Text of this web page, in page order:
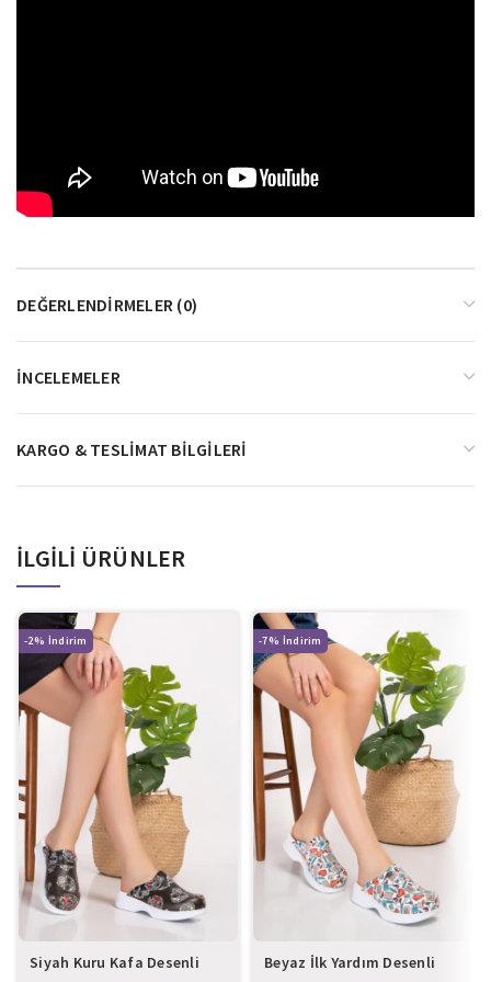
DEĞERLENDIRMELER (0)
İNCELEMELER
KARGO & TESLIMAT BILGILERI
İLGILI ÜRÜNLER
-2%
Siyah Kuru Kafa Desenli
-7%
Beyaz İlk Yardım Desenli